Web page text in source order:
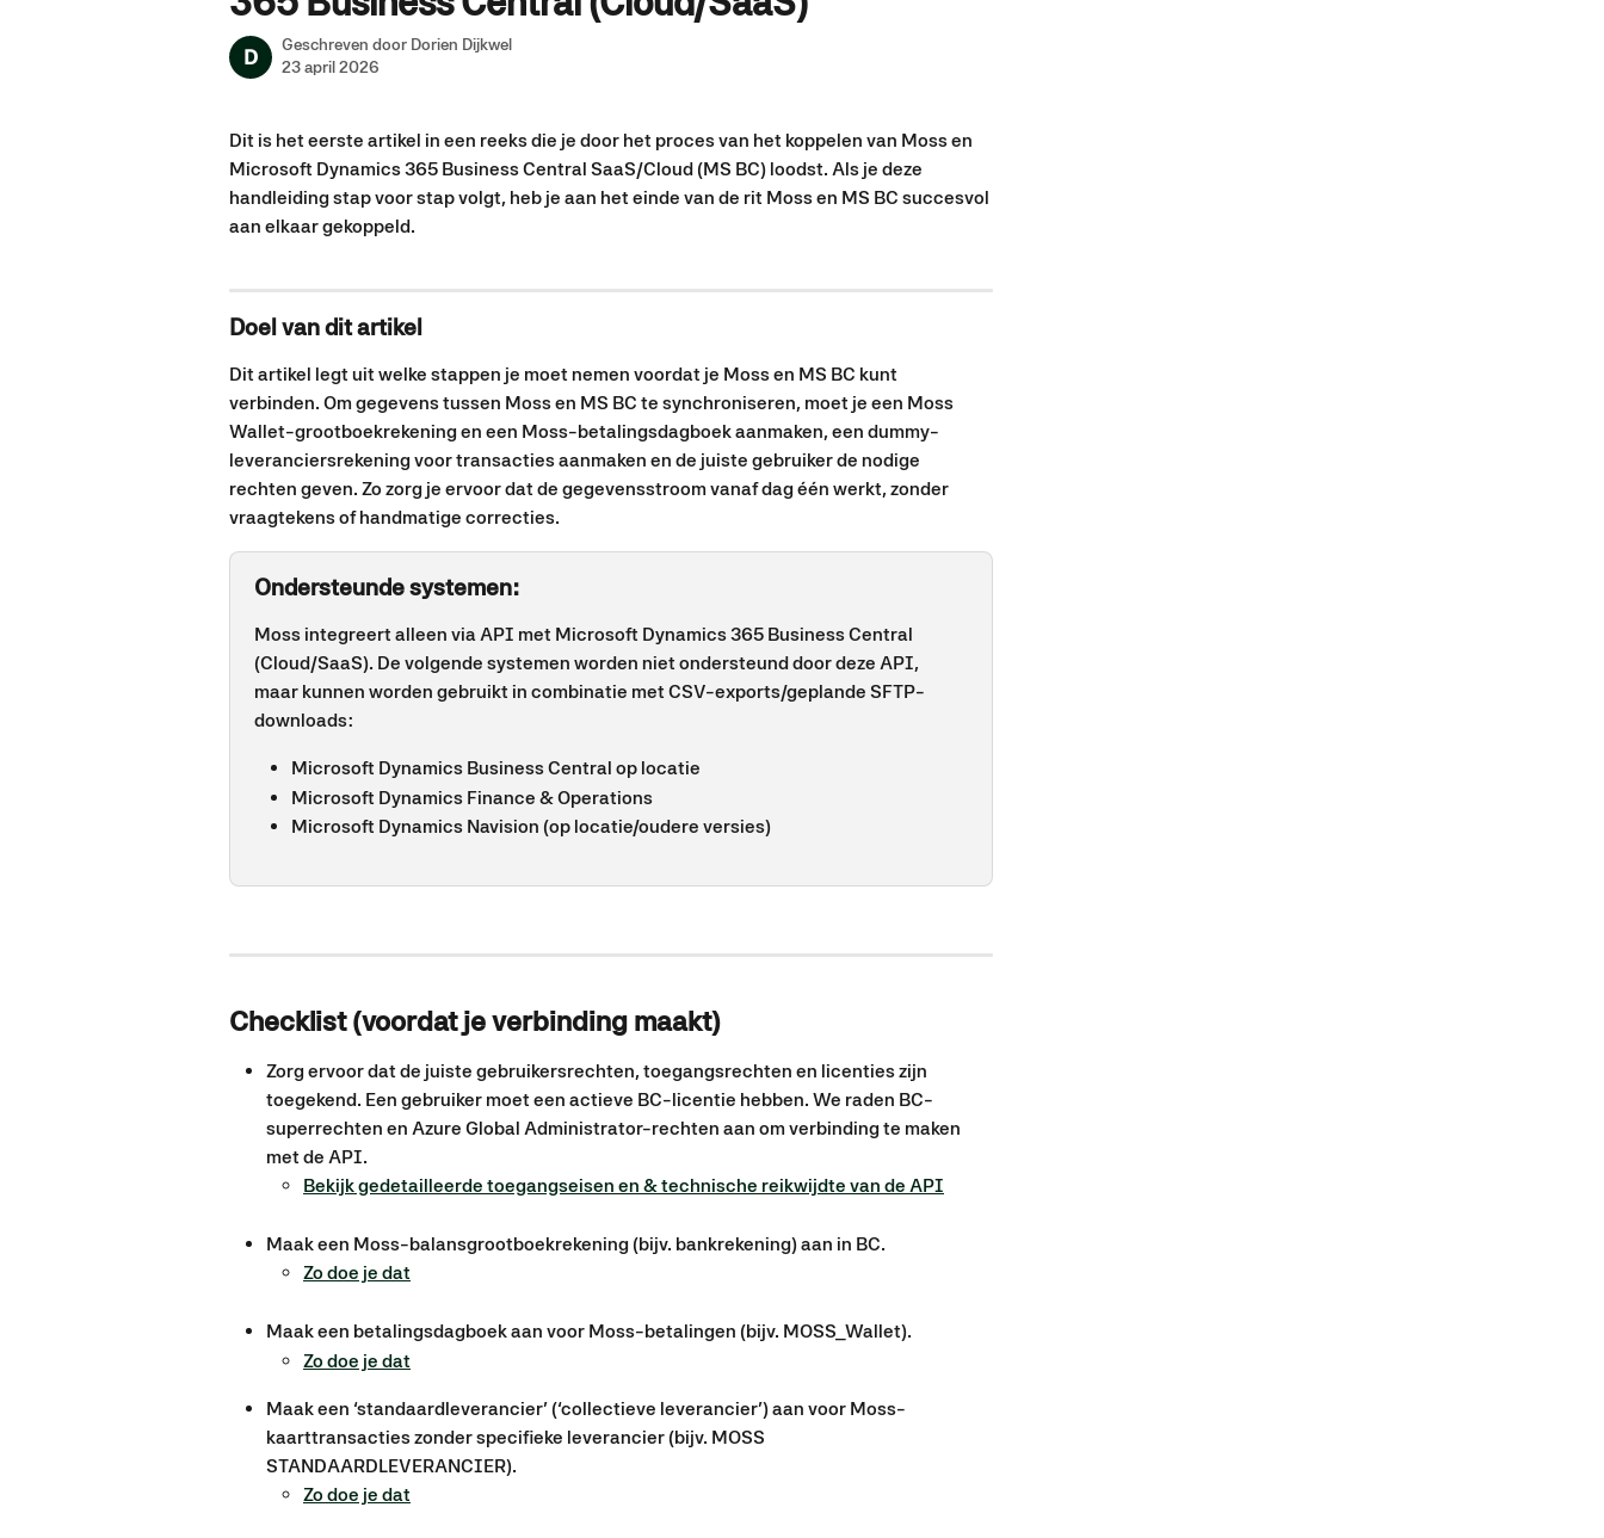
D Geschreven door Dorien Dijkwel
23 april 2026
Dit is het eerste artikel in een reeks die je door het proces van het koppelen van Moss en
Microsoft Dynamics 365 Business Central SaaS/Cloud (MS BC) loodst. Als je deze
handleiding stap voor stap volgt, heb je aan het einde van de rit Moss en MS BC succesvol
aan elkaar gekoppeld.
Doel van dit artikel
Dit artikel legt uit welke stappen je moet nemen voordat je Moss en MS BC kunt
verbinden. Om gegevens tussen Moss en MS BC te synchroniseren, moet je een Moss
Wallet-grootboekrekening en een Moss-betalingsdagboek aanmaken, een dummy-
leveranciersrekening voor transacties aanmaken en de juiste gebruiker de nodige
rechten geven. Zo zorg je ervoor dat de gegevensstroom vanaf dag één werkt, zonder
vraagtekens of handmatige correcties.
Ondersteunde systemen:
Moss integreert alleen via API met Microsoft Dynamics 365 Business Central
(Cloud/SaaS). De volgende systemen worden niet ondersteund door deze API,
maar kunnen worden gebruikt in combinatie met CSV-exports/geplande SFTP-
downloads:
Microsoft Dynamics Business Central op locatie
Microsoft Dynamics Finance & Operations
Microsoft Dynamics Navision (op locatie/oudere versies)
Checklist (voordat je verbinding maakt)
Zorg ervoor dat de juiste gebruikersrechten, toegangsrechten en licenties zijn
toegekend. Een gebruiker moet een actieve BC-licentie hebben. We raden BC-
superrechten en Azure Global Administrator-rechten aan om verbinding te maken
met de API.
Bekijk gedetailleerde toegangseisen en & technische reikwijdte van de API
Maak een Moss-balansgrootboekrekening (bijv. bankrekening) aan in BC.
Zo doe je dat​
Maak een betalingsdagboek aan voor Moss-betalingen (bijv. MOSS_Wallet).
Zo doe je dat
Maak een ‘standaardleverancier’ (‘collectieve leverancier’) aan voor Moss-
kaarttransacties zonder specifieke leverancier (bijv. MOSS
STANDAARDLEVERANCIER).
Zo doe je dat